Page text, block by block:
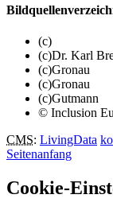
(c)
(c)Dr. Karl
(c)Gronau
(c)Gronau
(c)Gutmann
© Inclusion
CMS: LivingData
Seitenanfang
Cookie-